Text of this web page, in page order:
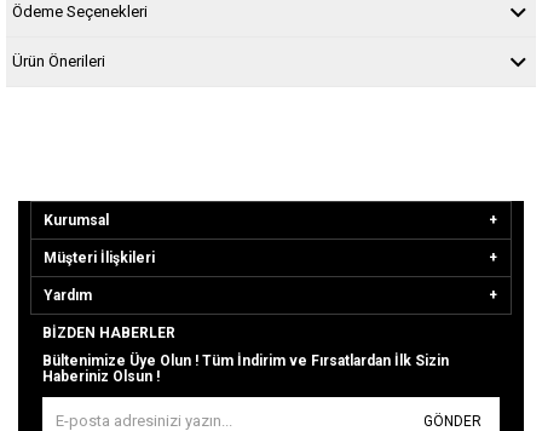
Ödeme Seçenekleri
Ürün Önerileri
Kurumsal
Müşteri İlişkileri
Yardım
BIZDEN HABERLER
Bültenimize Üye Olun ! Tüm İndirim ve Fırsatlardan İlk Sizin
Haberiniz Olsun !
GÖNDER